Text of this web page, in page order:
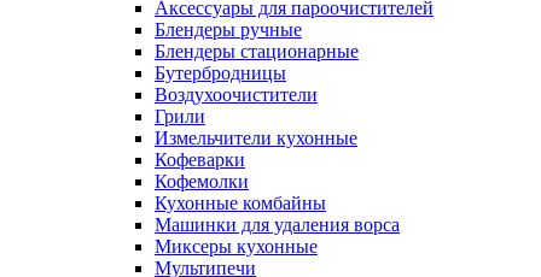
Аксессуары для пароочистителей
Блендеры ручные
Блендеры стационарные
Бутербродницы
Воздухоочистители
Грили
Измельчители кухонные
Кофеварки
Кофемолки
Кухонные комбайны
Машинки для удаления ворса
Миксеры кухонные
Мультипечи